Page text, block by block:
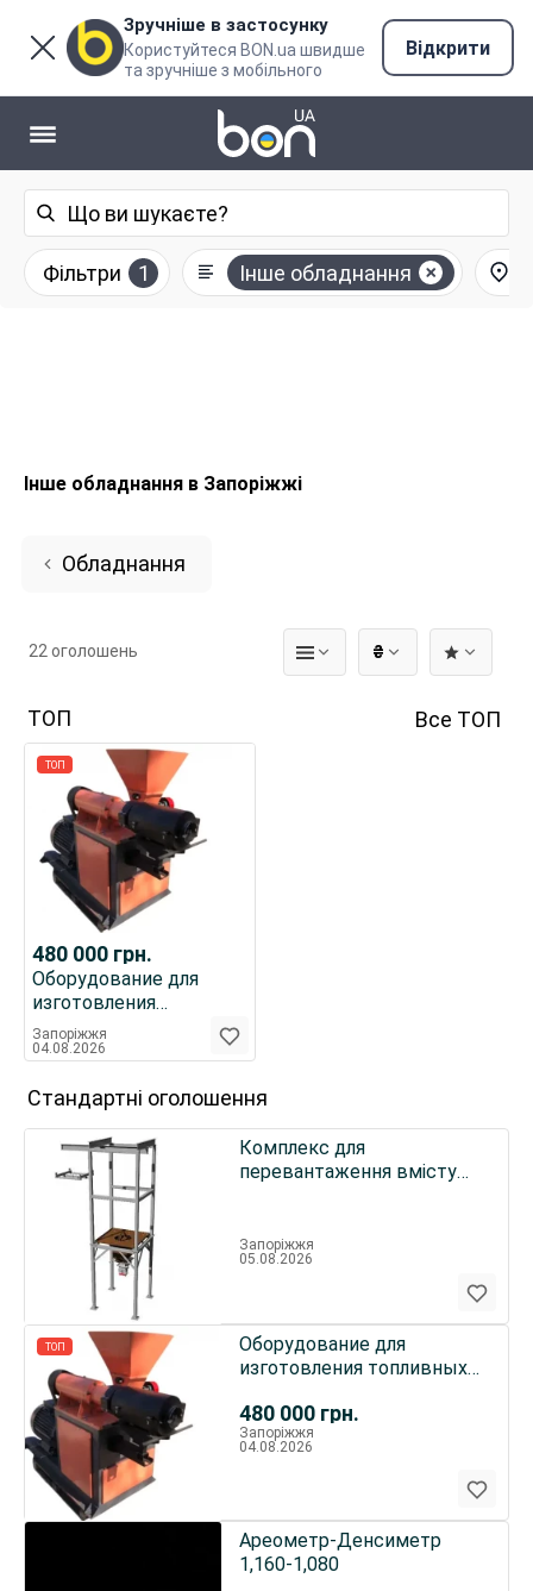
Зручніше в застосунку
Користуйтеся BON.ua швидше
та зручніше з мобільного
Відкрити
Фільтри 1 Інше обладнання
Інше обладнання в Запоріжжі
Обладнання
₴
22 оголошень
ТОП Все ТОП
ТОП
480 000 грн.
Оборудование для
изготовления
топливных брикетов
Запоріжжя
04.08.2026
Стандартні оголошення
Комплекс для
перевантаження вмісту
Запоріжжя
05.08.2026
ТОП
480 000 грн.
Оборудование для
изготовления топливных
Запоріжжя
04.08.2026
Ареометр-Денсиметр
1,160-1,080